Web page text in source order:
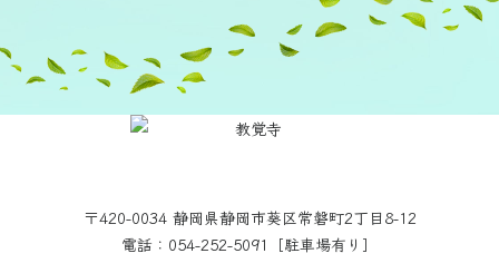
〒420-0034 静岡県静岡市葵区常磐町2丁目8-12
電話：054-252-5091［駐車場有り］